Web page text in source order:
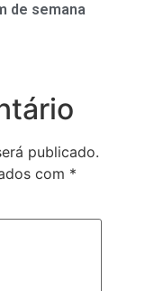
de semana
publicado.
com *